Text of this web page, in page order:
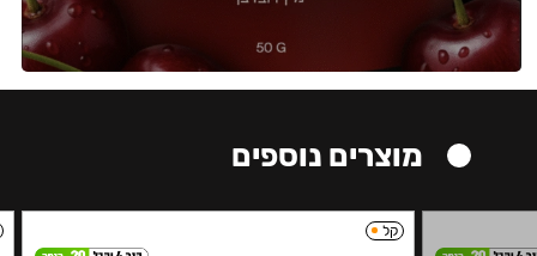
מוצרים נוספים
קל